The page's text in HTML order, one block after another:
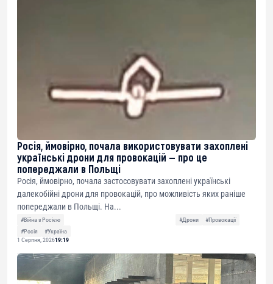
Росія, ймовірно, почала використовувати захоплені
українські дрони для провокацій — про це
попереджали в Польщі
Росія, ймовірно, почала застосовувати захоплені українські
далекобійні дрони для провокацій, про можливість яких раніше
попереджали в Польщі. На...
#Війна з Росією #Дрони
#Провокації
#Росія
#Україна
1 Серпня, 202619:19